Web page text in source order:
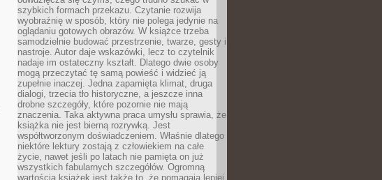
szybkich formach przekazu. Czytanie rozwija
wyobraźnię w sposób, który nie polega jedynie na
oglądaniu gotowych obrazów. W książce trzeba
samodzielnie budować przestrzenie, twarze, gesty i
nastroje. Autor daje wskazówki, lecz to czytelnik
nadaje im ostateczny kształt. Dlatego dwie osoby
mogą przeczytać tę samą powieść i widzieć ją
zupełnie inaczej. Jedna zapamięta klimat, druga
dialogi, trzecia tło historyczne, a jeszcze inna
drobne szczegóły, które pozornie nie mają
znaczenia. Taka aktywna praca umysłu sprawia, że
książka nie jest bierną rozrywką. Jest
współtworzonym doświadczeniem. Właśnie dlatego
niektóre lektury zostają z człowiekiem na całe
życie, nawet jeśli po latach nie pamięta on już
wszystkich fabularnych szczegółów. Ogromną
wartością książek jest także to, że pomagają lepiej